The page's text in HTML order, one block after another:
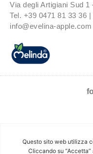
Via degli Artigiani Sud
Tel. +39 0471 81 33 36
info@evelina-apple.com
© 2022 Evelina | P.IVA